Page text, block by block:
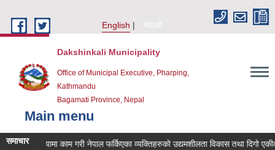
English
नेपाली
Dakshinkali Municipality
Office of Municipal Executive, Pharping,
Kathmandu
Bagamati Province, Nepal
Main menu
समाचारकोरियामा काम गरी नेपाल फर्किएका व्यक्तिहरुको उद्यमशीलता विकास तथा